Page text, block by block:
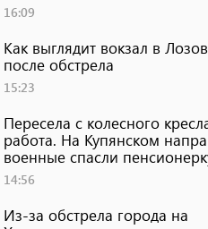
16:09
Как выглядит вокзал в
после обстрела
15:23
Пересела с колесного
работа. На Купянском
военные спасли
14:56
Из-за обстрела города на